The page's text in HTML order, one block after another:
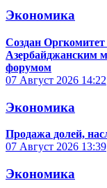
Экономика
Создан
Азербайджанским
форумом
07 Август 2026 14:22
Экономика
Продажа долей,
07 Август 2026 13:39
Экономика